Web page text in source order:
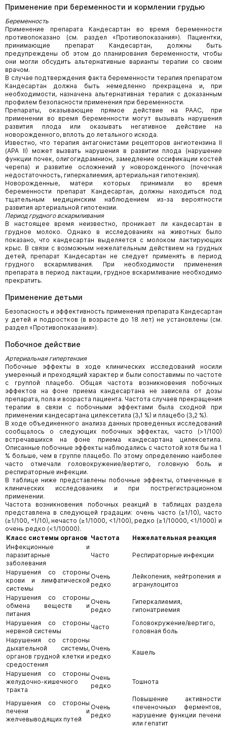
Применение при беременности и кормлении грудью
Беременность
Применение препарата Кандесартан во время беременности
противопоказано (см. раздел «Противопоказания»). Пациентки,
принимающие препарат Кандесартан, должны быть
предупреждены об этом до планирования беременности, чтобы
они могли обсудить альтернативные варианты терапии со своим
врачом.
В случае подтверждения факта беременности терапия препаратом
Кандесартан должна быть немедленно прекращена и, при
необходимости, назначена альтернативная терапия с доказанным
профилем безопасности применения при беременности.
Препараты, оказывающие прямое действие на РААС, при
применении во время беременности могут вызывать нарушения
развития плода или оказывать негативное действие на
новорожденного, вплоть до летального исхода.
Известно, что терапия антагонистами рецепторов ангиотензина II
(АРА II) может вызвать нарушения в развитии плода (нарушение
функции почек, олигогидрамнион, замедление оссификации костей
черепа) и развитие осложнений у новорожденного (почечная
недостаточность, гиперкалиемия, артериальная гипотензия).
Новорожденные, матери которых принимали во время
беременности препарат Кандесартан, должны находиться под
тщательным медицинским наблюдением из-за вероятности
развития артериальной гипотензии.
Период грудного вскармливания
В настоящее время неизвестно, проникает ли кандесартан в
грудное молоко. Однако в исследованиях на животных было
показано, что кандесартан выделяется с молоком лактирующих
крыс. В связи с возможным нежелательным действием на грудных
детей, препарат Кандесартан не следует применять в период
грудного вскармливания. При необходимости применения
препарата в период лактации, грудное вскармливание необходимо
прекратить.
Применение детьми
Безопасность и эффективность применения препарата Кандесартан
у детей и подростков (в возрасте до 18 лет) не установлены (см.
раздел «Противопоказания»).
Побочное действие
Артериальная гипертензия
Побочные эффекты в ходе клинических исследований носили
умеренный и преходящий характер и были сопоставимы по частоте
с группой плацебо. Общая частота возникновения побочных
эффектов на фоне приема кандесартана не зависела от дозы
препарата, пола и возраста пациента. Частота случаев прекращения
терапии в связи с побочными эффектами была сходной при
применении кандесартана цилексетила (3,1 %) и плацебо (3,2 %).
В ходе объединенного анализа данных проведенных исследований
сообщалось о следующих побочных эффектах, часто (>1/100)
встречавшихся на фоне приема кандесартана цилексетила.
Описанные побочные эффекты наблюдались с частотой хотя бы на 1
% больше, чем в группе плацебо. По этому определению наиболее
часто отмечали головокружение/вертиго, головную боль и
респираторные инфекции.
В таблице ниже представлены побочные эффекты, отмеченные в
клинических исследованиях и при пострегистрационном
применении.
Частота возникновения побочных реакций в таблицах раздела
представлена в следующей градации: очень часто (≥1/10), часто
(≥1/100, ˂1/10), нечасто (≥1/1000, <1/100), редко (≥1/10000, <1/1000) и
очень редко (<1/10000).
Класс системы органов Частота
Нежелательная реакция
Инфекционные и
паразитарные
заболевания
Часто Респираторные инфекции
Нарушения со стороны
крови и лимфатической
системы
Очень
редко
Лейкопения, нейтропения и
агранулоцитоз
Нарушения со стороны
обмена веществ и
питания
Очень
редко
Гиперкалиемия,
гипонатриемия
Нарушения со стороны
нервной системы
Часто
Головокружение/вертиго,
головная боль
Нарушения со стороны
дыхательной системы,
органов грудной клетки и
средостения
Очень
редко
Кашель
Нарушения со стороны
желудочно-кишечного
тракта
Очень
редко
Тошнота
Нарушения со стороны
печени и
желчевыводящих путей
Очень
редко
Повышение активности
«печеночных» ферментов,
нарушение функции печени
или гепатит